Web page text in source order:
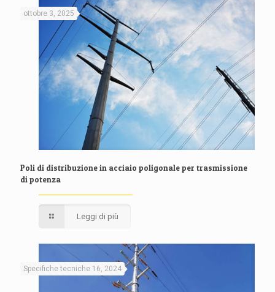
ottobre 3, 2025
Poli di distribuzione in acciaio poligonale per trasmissione
di potenza
Leggi di più
Specifiche tecniche 16, 2024